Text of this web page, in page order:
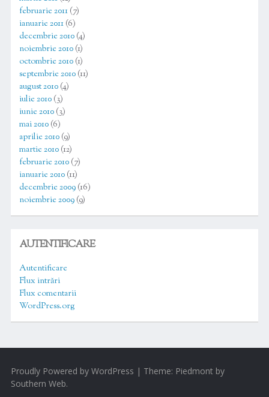
februarie 2011(7)
ianuarie 2011(6)
decembrie 2010(4)
noiembrie 2010(1)
octombrie 2010(1)
septembrie 2010(11)
august 2010(4)
iulie 2010(3)
iunie 2010(3)
mai 2010(6)
aprilie 2010(9)
martie 2010(12)
februarie 2010(7)
ianuarie 2010(11)
decembrie 2009(16)
noiembrie 2009(9)
AUTENTIFICARE
Autentificare
Flux intrări
Flux comentarii
WordPress.org
Proudly Powered by WordPress | Theme: Piedmont by
Southern Web.